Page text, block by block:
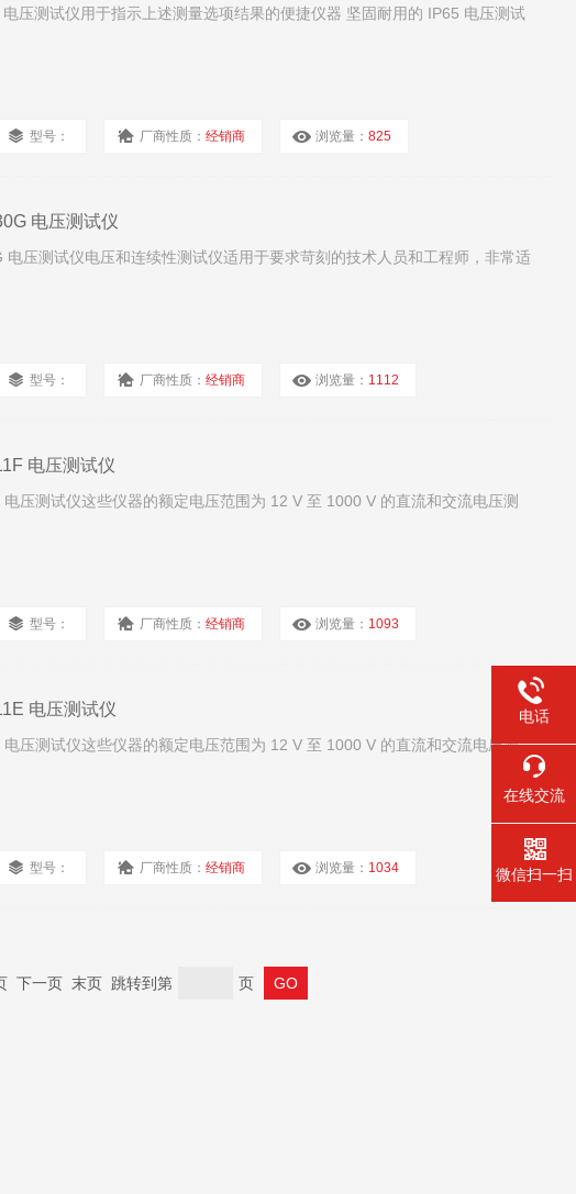
压测试仪用于指示上述测量选项结果的便捷仪器 坚固耐用的 IP65 电压测试
型号： 厂商性质：经销商 浏览量：825
电压测试仪
压测试仪电压和连续性测试仪适用于要求苛刻的技术人员和工程师，非常适
型号： 厂商性质：经销商 浏览量： 1112
电压测试仪
压测试仪这些仪器的额定电压范围为 12 V 至 1000 V 的直流和交流电压测
型号： 厂商性质：经销商 浏览量： 1093
电压测试仪
压测试仪这些仪器的额定电压范围为 12 V 至 1000 V 的直流和交流电压测
型号： 厂商性质：经销商 浏览量： 1034
下一页 末页 跳转到第 页
电话
在线交流
微信扫一扫